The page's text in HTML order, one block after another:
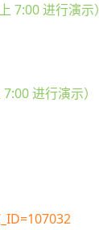
7:00 进行演示）
进行演示）